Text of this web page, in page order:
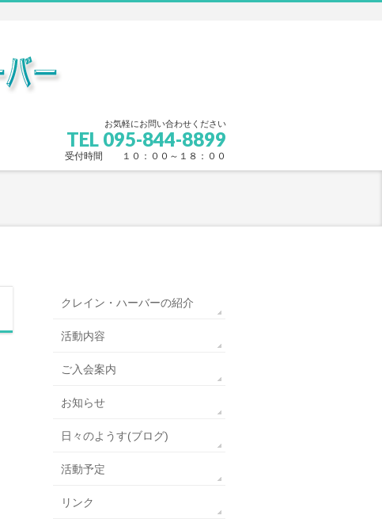
お気軽にお問い合わせください
TEL 095-844-8899
受付時間 １０：００～１８：００
クレイン・ハーバーの紹介
活動内容
ご入会案内
お知らせ
日々のようす(ブログ)
活動予定
リンク